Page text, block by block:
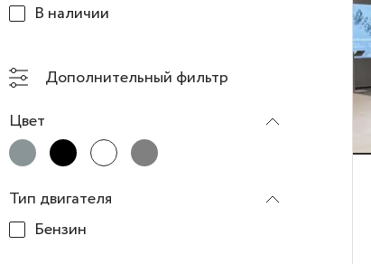
В наличии
Дополнительный фильтр
Цвет
Тип двигателя
Бензин